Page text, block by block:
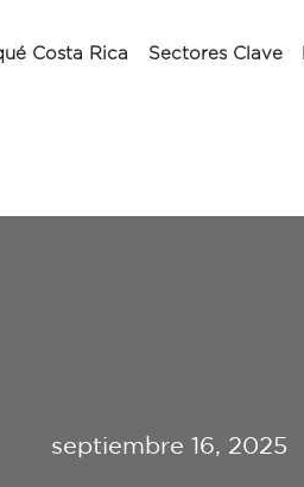
Costa Rica Sectores Clave
septiembre 16, 2025